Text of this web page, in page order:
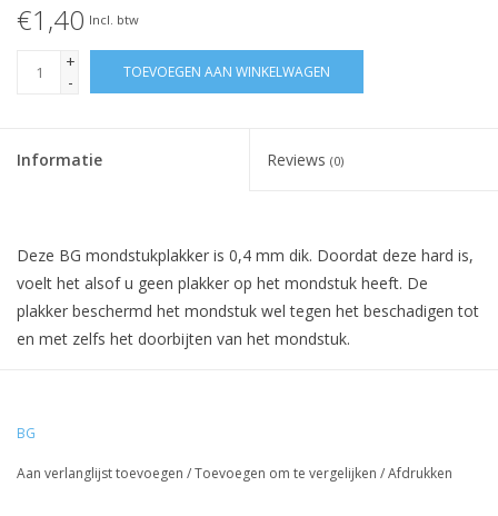
€1,40 Incl. btw
+
-
TOEVOEGEN AAN WINKELWAGEN
Informatie Reviews (0)
Deze BG mondstukplakker is 0,4 mm dik. Doordat deze hard is,
voelt het alsof u geen plakker op het mondstuk heeft. De
plakker beschermd het mondstuk wel tegen het beschadigen tot
en met zelfs het doorbijten van het mondstuk.
Het doosje van de afbeelding wordt meegeleverd vanaf 12
BG
Aan verlanglijst toevoegen /Toevoegen om te vergelijken /Afdrukken